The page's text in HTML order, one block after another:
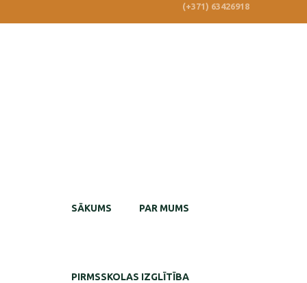
(+371) 63426918
SĀKUMS PAR MUMS
PIRMSSKOLAS IZGLĪTĪBA